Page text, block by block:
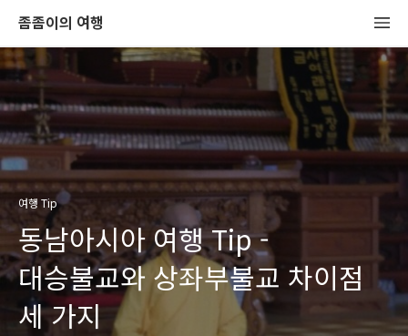
좀좀이의 여행
여행 Tip
동남아시아 여행 Tip -
대승불교와 상좌부불교 차이점
세 가지